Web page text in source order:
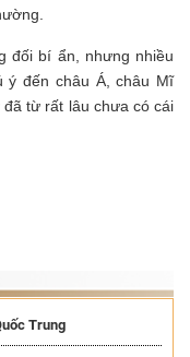
đối bí ẩn, nhưng nhiều
ý đến châu Á, châu Mĩ
từ rất lâu chưa có cái
Trung